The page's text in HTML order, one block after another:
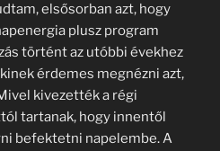
elsősorban azt, hogy
plusz program
történt az utóbbi évekhez
érdemes megnézni azt,
kivezették a régi
tartanak, hogy innentől
befektetni napelembe. A